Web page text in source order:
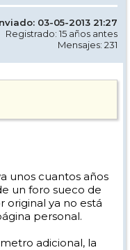
03-05-2013 21:27
Registrado: 15 años antes
Mensajes: 231
unos cuantos años
un foro sueco de
original ya no está
personal.
adicional, la